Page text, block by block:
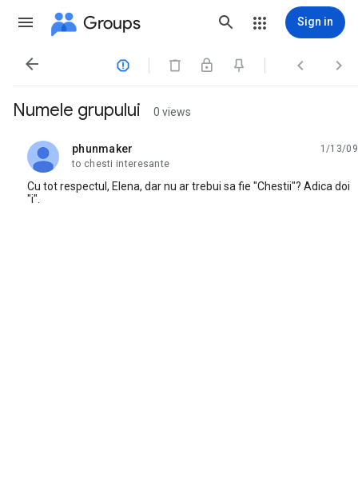
Groups Sign in
   
Numele grupului 0 views
phunmaker
unread,
1/13/09
to chesti interesante
Cu tot respectul, Elena, dar nu ar trebui sa fie "Chestii"? Adica doi
"i".